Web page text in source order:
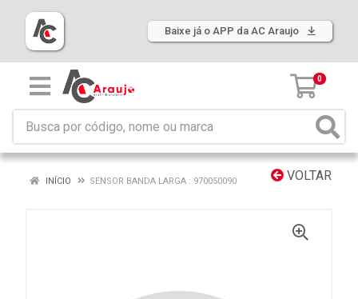
Baixe já o APP da AC Araujo
0
VOLTAR
INÍCIO SENSOR BANDA LARGA : 970050090